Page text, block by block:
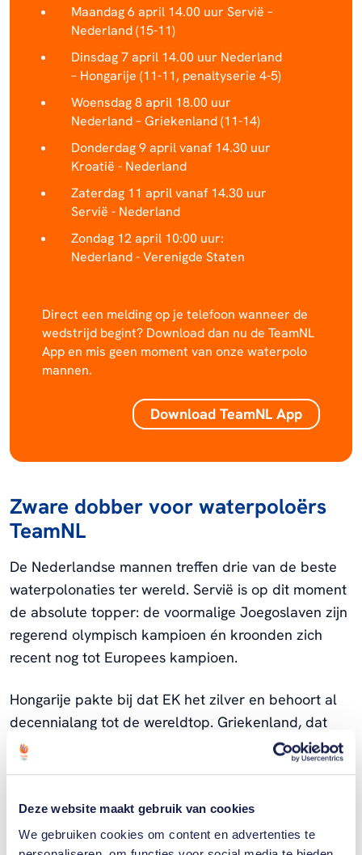
Deze website maakt gebruik van cookies
We gebruiken cookies om content en advertenties te
Maandag 6 april 14.00 uur Servië –
Nederland (15-11)
Dinsdag 7 april 14.00 uur Nederland
– Hongarije (11-11, penaltyserie 4-5)
Woensdag 8 april 18.00 uur
Nederland – Griekenland (11-14)
Donderdag 9 april vanaf 14.30 uur
Kroatië - Nederland
Zaterdag 11 april vanaf 14.30 uur
Servië - Nederland
Zondag 12 april 10:00 uur:
Nederland - Verenigde Staten
Direct een melding op je telefoon wanneer de
wedstrijd begint? Download dan nu de TeamNL
App en mis geen moment van onze waterpolo
mannen.
Download TeamNL App
Zware dobber voor waterpoloërs
TeamNL
De Nederlandse mannen treffen drie van de beste
waterpolonaties ter wereld. Servië is op dit moment
de absolute topper: de voormalige Joegoslaven zijn
regerend olympisch kampioen én kroonden zich
recent nog tot Europees kampioen.
Hongarije pakte bij dat EK het zilver en behoort al
decennialang tot de wereldtop. Griekenland, dat
brons veroverde op het Europees kampioenschap,
treedt aan op eigen bodem in Alexandroupoli en zal
Nederland staat voor een flinke uitdaging, maar is